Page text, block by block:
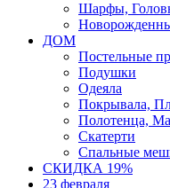
Шарфы,
ДОМ
Постельные
Подушки
Одеяла
Покрывала,
Полотенца,
Скатерти
Спальные
СКИДКА 19%
23 февраля